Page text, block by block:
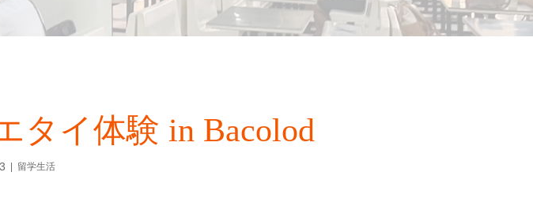
タイ体験 in Bacolod
留学生活